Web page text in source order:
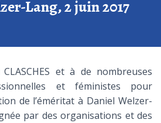
Lang, 2 juin 2017
CLASCHES et à de nombreuses
et féministes pour
de l’éméritat à Daniel Welzer-
par des organisations et des